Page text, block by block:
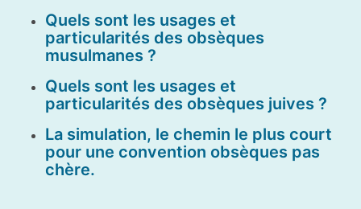
Quels sont les usages et
particularités des obsèques
musulmanes ?
Quels sont les usages et
particularités des obsèques juives ?
La simulation, le chemin le plus court
pour une convention obsèques pas
chère.